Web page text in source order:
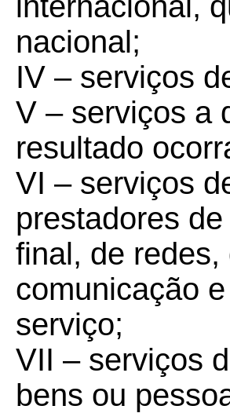
nacional;
IV – serviços
V – serviços a
resultado
VI – serviços
prestadores
final, de
comunicação
serviço;
VII – serviços
bens ou